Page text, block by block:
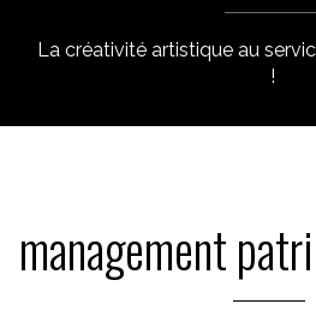
La créativité artistique au
!
management